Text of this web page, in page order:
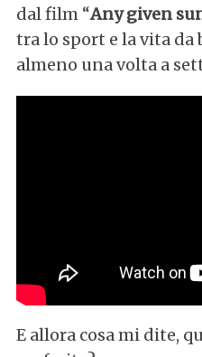
dal film “Any given
tra lo sport e la vita da
almeno una volta a
E allora cosa mi dite,